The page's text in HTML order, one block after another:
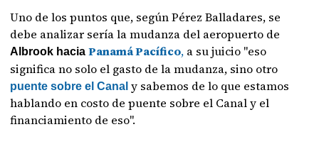
Uno de los puntos que, según Pérez Balladares, se
debe analizar sería la mudanza del aeropuerto de
Albrook haciaPanamá Pacífico, a su juicio "eso
significa no solo el gasto de la mudanza, sino otro
puente sobre el Canal y sabemos de lo que estamos
hablando en costo de puente sobre el Canal y el
financiamiento de eso".